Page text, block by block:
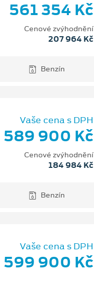
561 354 Kč
Cenové zvýhodnění
207 964 Kč
Benzín
Vaše cena s DPH
589 900 Kč
Cenové zvýhodnění
184 984 Kč
Benzín
Vaše cena s DPH
599 900 Kč